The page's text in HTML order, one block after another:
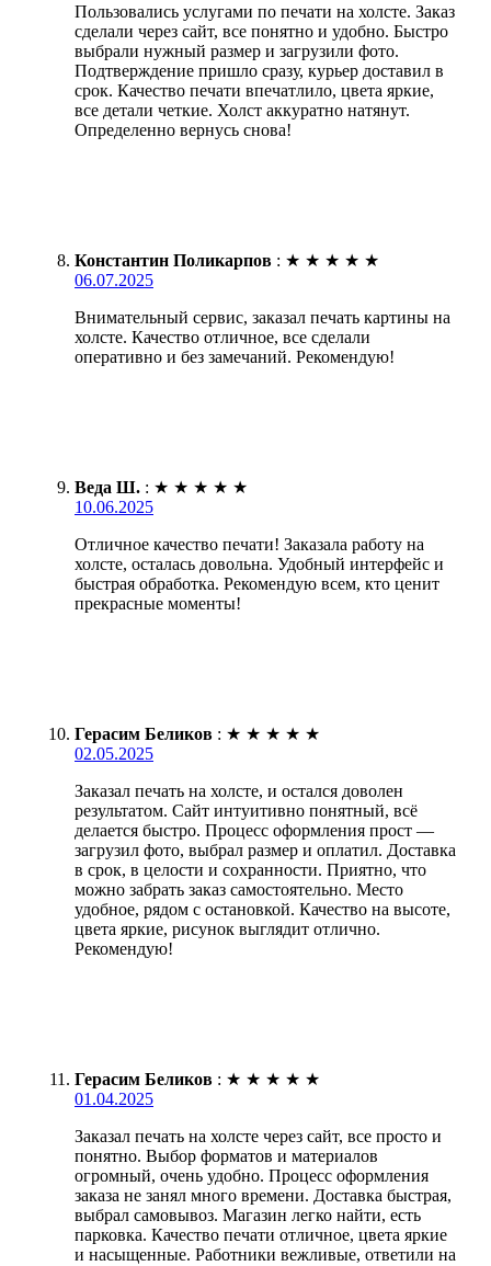
Пользовались услугами по печати на холсте. Заказ
сделали через сайт, все понятно и удобно. Быстро
выбрали нужный размер и загрузили фото.
Подтверждение пришло сразу, курьер доставил в
срок. Качество печати впечатлило, цвета яркие,
все детали четкие. Холст аккуратно натянут.
Определенно вернусь снова!
Константин Поликарпов : ★ ★ ★ ★ ★
06.07.2025
Внимательный сервис, заказал печать картины на
холсте. Качество отличное, все сделали
оперативно и без замечаний. Рекомендую!
Веда Ш. : ★ ★ ★ ★ ★
10.06.2025
Отличное качество печати! Заказала работу на
холсте, осталась довольна. Удобный интерфейс и
быстрая обработка. Рекомендую всем, кто ценит
прекрасные моменты!
Герасим Беликов : ★ ★ ★ ★ ★
02.05.2025
Заказал печать на холсте, и остался доволен
результатом. Сайт интуитивно понятный, всё
делается быстро. Процесс оформления прост —
загрузил фото, выбрал размер и оплатил. Доставка
в срок, в целости и сохранности. Приятно, что
можно забрать заказ самостоятельно. Место
удобное, рядом с остановкой. Качество на высоте,
цвета яркие, рисунок выглядит отлично.
Рекомендую!
Герасим Беликов : ★ ★ ★ ★ ★
01.04.2025
Заказал печать на холсте через сайт, все просто и
понятно. Выбор форматов и материалов
огромный, очень удобно. Процесс оформления
заказа не занял много времени. Доставка быстрая,
выбрал самовывоз. Магазин легко найти, есть
парковка. Качество печати отличное, цвета яркие
и насыщенные. Работники вежливые, ответили на